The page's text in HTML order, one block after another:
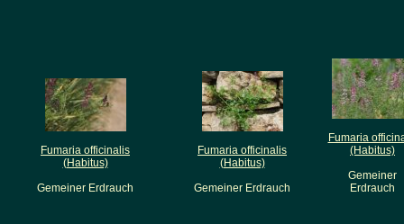
Fumaria officinalis
(Habitus)
Gemeiner Erdrauch
Fumaria officinalis
(Habitus)
Gemeiner Erdrauch
Fumaria
(Habitus)
Gemeiner
Erdrauch